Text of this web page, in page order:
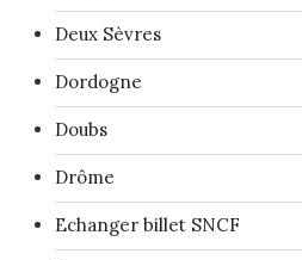
Deux Sèvres
Dordogne
Doubs
Drôme
Echanger billet SNCF